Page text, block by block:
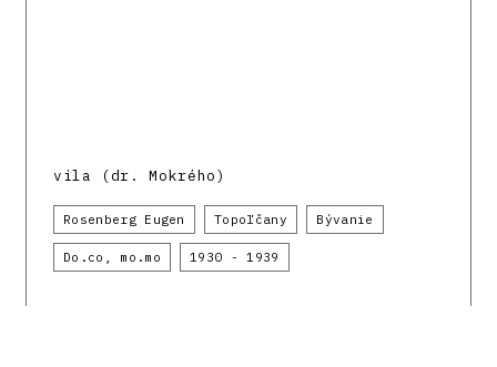
vila (dr. Mokrého)
Rosenberg Eugen Topoľčany Bývanie
Do.co, mo.mo 1930 - 1939